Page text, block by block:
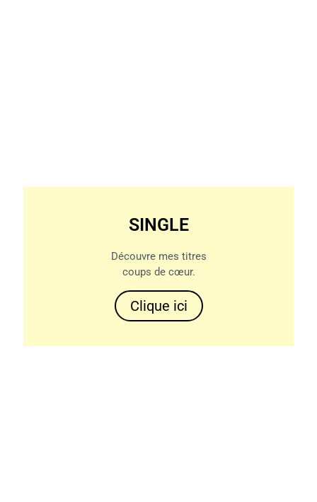
SINGLE
Découvre mes titres
coups de cœur.
Clique ici